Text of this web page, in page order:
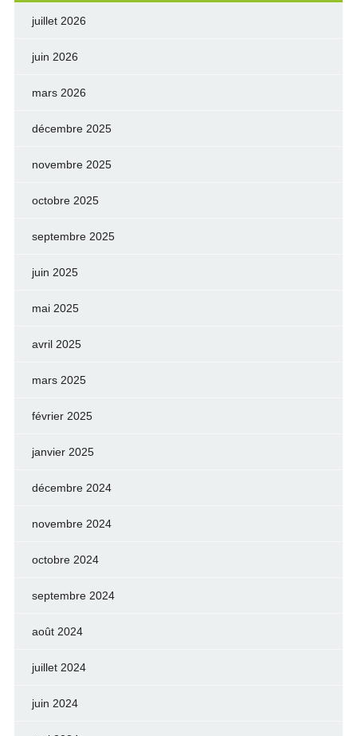
juillet 2026
juin 2026
mars 2026
décembre 2025
novembre 2025
octobre 2025
septembre 2025
juin 2025
mai 2025
avril 2025
mars 2025
février 2025
janvier 2025
décembre 2024
novembre 2024
octobre 2024
septembre 2024
août 2024
juillet 2024
juin 2024